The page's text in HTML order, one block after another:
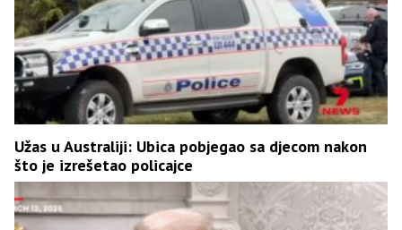
Užas u Australiji: Ubica pobjegao sa djecom nakon
što je izrešetao policajce